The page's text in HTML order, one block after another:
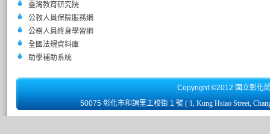
臺灣教育研究院
公教人員保險服務網
公務人員終身學習網
全國法規資料庫
助學補助系統
Copyright ©2012 國立彰化
50075 彰化市和調里工校街 1 號 ( 1, Kung Hsiao Street,